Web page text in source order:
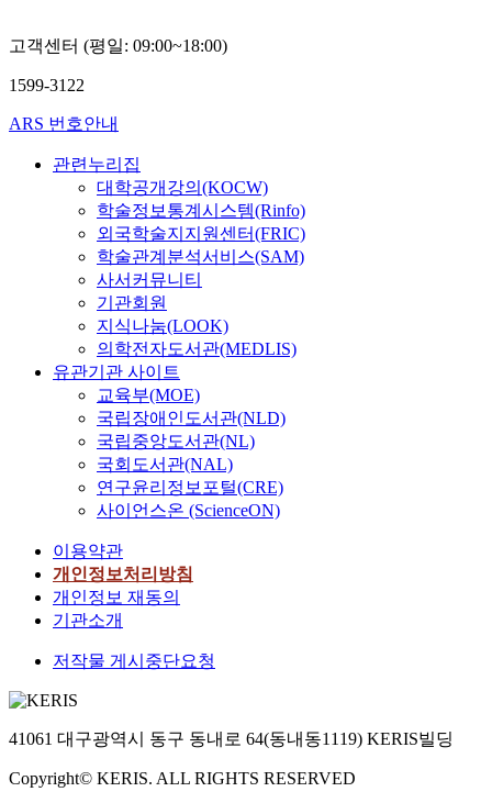
고객센터 (평일: 09:00~18:00)
1599-3122
ARS 번호안내
관련누리집
대학공개강의(KOCW)
학술정보통계시스템(Rinfo)
외국학술지지원센터(FRIC)
학술관계분석서비스(SAM)
사서커뮤니티
기관회원
지식나눔(LOOK)
의학전자도서관(MEDLIS)
유관기관 사이트
교육부(MOE)
국립장애인도서관(NLD)
국립중앙도서관(NL)
국회도서관(NAL)
연구윤리정보포털(CRE)
사이언스온 (ScienceON)
이용약관
개인정보처리방침
개인정보 재동의
기관소개
저작물 게시중단요청
41061 대구광역시 동구 동내로 64(동내동1119) KERIS빌딩
Copyright© KERIS. ALL RIGHTS RESERVED